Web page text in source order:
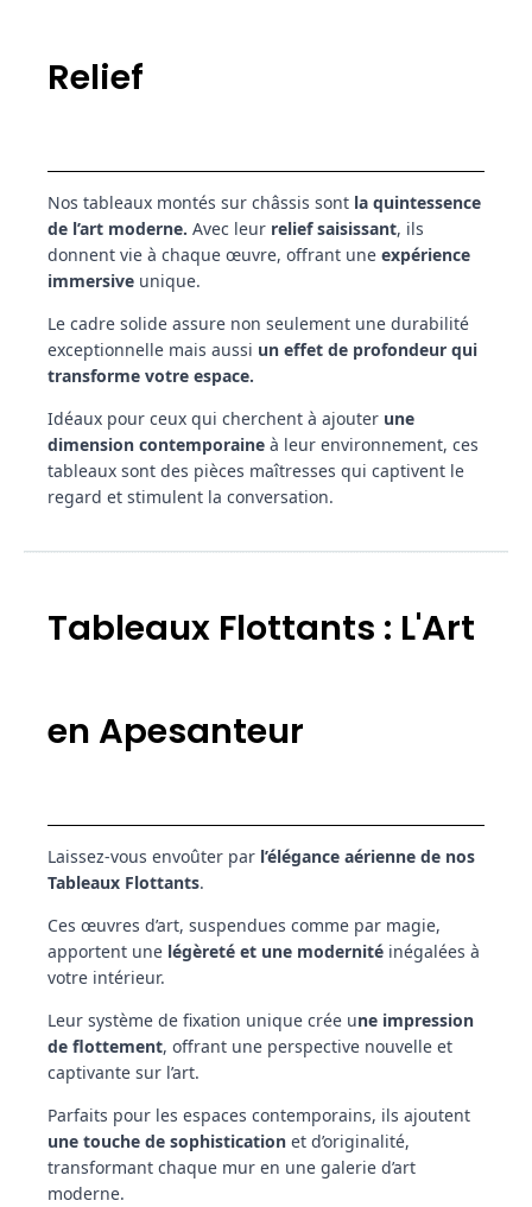
Relief
Nos tableaux montés sur châssis sont la quintessence
de l’art moderne. Avec leur relief saisissant, ils
donnent vie à chaque œuvre, offrant une expérience
immersive unique.
Le cadre solide assure non seulement une durabilité
exceptionnelle mais aussi un effet de profondeur qui
transforme votre espace.
Idéaux pour ceux qui cherchent à ajouter une
dimension contemporaine à leur environnement, ces
tableaux sont des pièces maîtresses qui captivent le
regard et stimulent la conversation.
Tableaux Flottants : L'Art
en Apesanteur
Laissez-vous envoûter par l’élégance aérienne de nos
Tableaux Flottants.
Ces œuvres d’art, suspendues comme par magie,
apportent une légèreté et une modernité inégalées à
votre intérieur.
Leur système de fixation unique crée une impression
de flottement, offrant une perspective nouvelle et
captivante sur l’art.
Parfaits pour les espaces contemporains, ils ajoutent
une touche de sophistication et d’originalité,
transformant chaque mur en une galerie d’art
moderne.